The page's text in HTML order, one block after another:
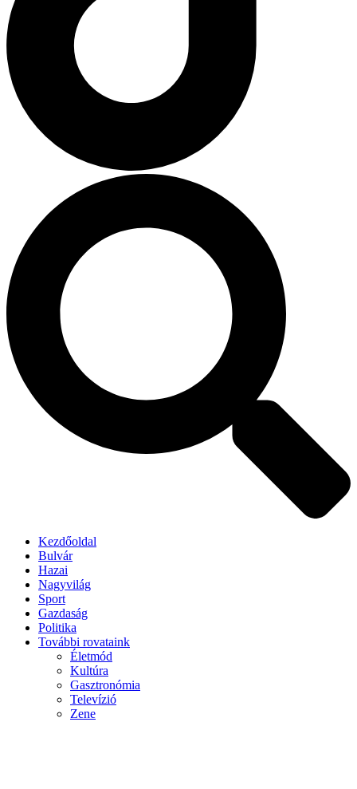
Kezdőoldal
Bulvár
Hazai
Nagyvilág
Sport
Gazdaság
Politika
További rovataink
Életmód
Kultúra
Gasztronómia
Televízió
Zene